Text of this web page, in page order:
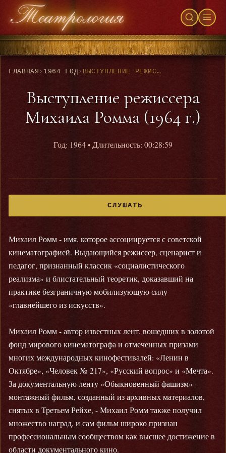
ГЛАВНАЯ › 1964 ГОД› ВЫСТУПЛЕНИЕ РЕЖИССЕРА МИХАИЛА РОММА (1964 Г.)
Выступление режиссера
Михаила Ромма (1964 г.)
Год: 1964• Длительность: 00:28:59
СЛУШАТЬ
Михаил Ромм - имя, которое ассоциируется с советской
кинематографией. Выдающийся режиссер, сценарист и
педагог, признанный классик «социалистического
реализма» и блистательный теоретик, доказавший на
практике безграничную мобилизующую силу
«главнейшего из искусств».
Михаил Ромм - автор известных лент, вошедших в золотой
фонд мирового кинематографа и отмеченных призами
многих международных кинофестивалей: «Ленин в
Октябре», «Человек № 217», «Русский вопрос» и «Мечта».
За документальную ленту «Обыкновенный фашизм» -
монтажный фильм, созданный из архивных материалов,
снятых в Третьем Рейхе, - Михаил Ромм также получил
множество наград, и сам фильм широко признан
профессиональным сообществом как высшее достижение в
области документального кино.